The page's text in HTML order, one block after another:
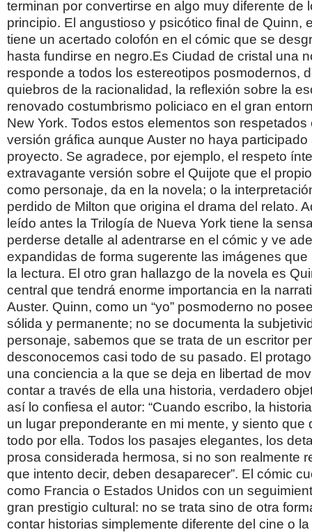
terminan por convertirse en algo muy diferente de
principio. El angustioso y psicótico final de Quinn,
tiene un acertado colofón en el cómic que se
hasta fundirse en negro.Es Ciudad de cristal una
responde a todos los estereotipos posmodernos,
quiebros de la racionalidad, la reflexión sobre la
renovado costumbrismo policiaco en el gran
New York. Todos estos elementos son respetados
versión gráfica aunque Auster no haya
proyecto. Se agradece, por ejemplo, el respeto
extravagante versión sobre el Quijote que el
como personaje, da en la novela; o la
perdido de Milton que origina el drama del relato.
leído antes la Trilogía de Nueva York tiene la
perderse detalle al adentrarse en el cómic y ve
expandidas de forma sugerente las imágenes
la lectura. El otro gran hallazgo de la novela es
central que tendrá enorme importancia en la
Auster. Quinn, como un “yo” posmoderno no
sólida y permanente; no se documenta la
personaje, sabemos que se trata de un escritor
desconocemos casi todo de su pasado. El
una conciencia a la que se deja en libertad de
contar a través de ella una historia, verdadero
así lo confiesa el autor: “Cuando escribo, la
un lugar preponderante en mi mente, y siento que
todo por ella. Todos los pasajes elegantes, los
prosa considerada hermosa, si no son realmente
que intento decir, deben desaparecer”. El cómic
como Francia o Estados Unidos con un
gran prestigio cultural: no se trata sino de otra
contar historias simplemente diferente del cine o